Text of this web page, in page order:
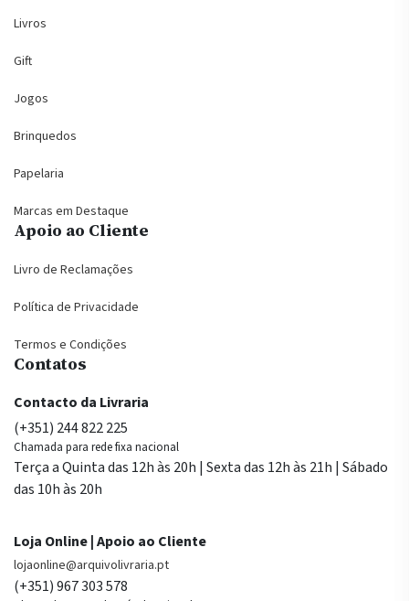
Livros
Gift
Jogos
Brinquedos
Papelaria
Marcas em Destaque
Apoio ao Cliente
Livro de Reclamações
Política de Privacidade
Termos e Condições
Contatos
Contacto da Livraria
(+351) 244 822 225
Chamada para rede fixa nacional
Terça a Quinta das 12h às 20h | Sexta das 12h às 21h | Sábado
das 10h às 20h
Loja Online | Apoio ao Cliente
lojaonline@arquivolivraria.pt
(+351) 967 303 578